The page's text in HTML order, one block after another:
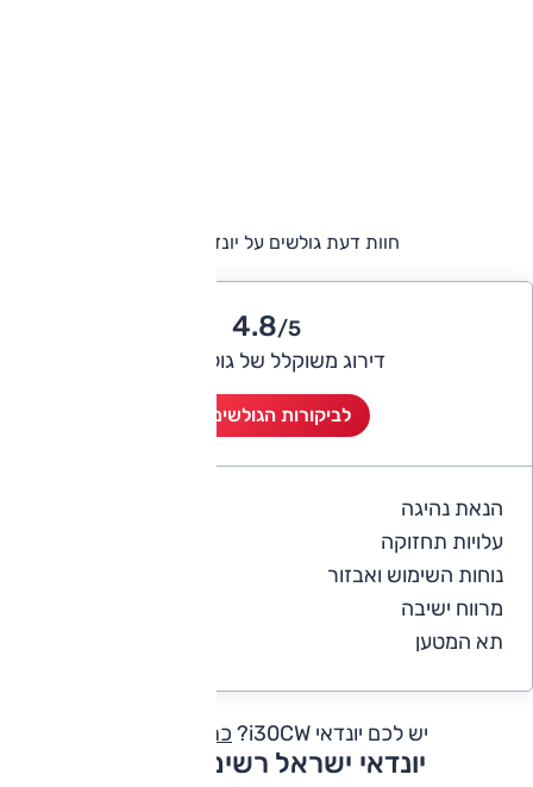
חוות דעת גולשים על יונדאי i30CW
4.8/5
דירוג משוקלל של גולשי אוטו
לביקורות הגולשים (1)
הנאת נהיגה
עלויות תחזוקה
נוחות השימוש ואבזור
מרווח ישיבה
תא המטען
יש לכם יונדאי i30CW? כתבו חוות דעת
יונדאי ישראל רשימת דגמים